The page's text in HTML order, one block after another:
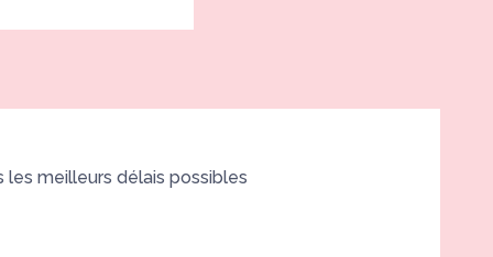
les meilleurs délais possibles